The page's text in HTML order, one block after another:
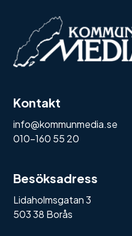
Kontakt
info@kommunmedia.se
010-160 55 20
Besöksadress
Lidaholmsgatan 3
503 38 Borås